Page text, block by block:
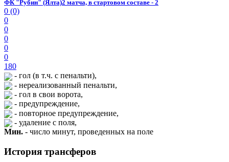
ФК "Рубин" (Ялта)2 матча, в стартовом составе - 2
0 (0)
0
0
0
0
0
180
- гол (в т.ч. с пенальти),
- нереализованный пенальти,
- гол в свои ворота,
- предупреждение,
- повторное предупреждение,
- удаление с поля,
Мин. - число минут, проведенных на поле
История трансферов